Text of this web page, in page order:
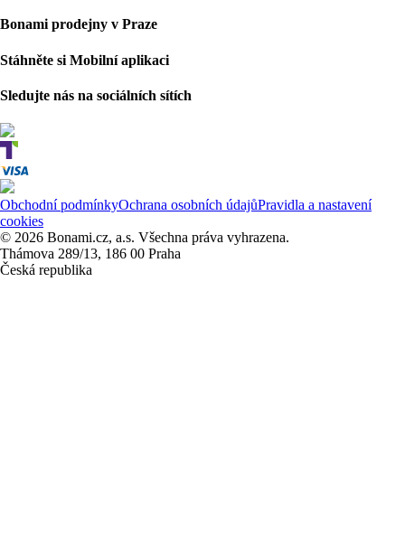
Bonami prodejny v Praze
Stáhněte si Mobilní aplikaci
Sledujte nás na sociálních sítích
Obchodní podmínkyOchrana osobních údajůPravidla a nastavení
cookies
© 2026 Bonami.cz, a.s. Všechna práva vyhrazena.
Thámova 289/13, 186 00 Praha
Česká republika